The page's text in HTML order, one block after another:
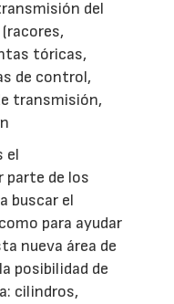
del
tóricas,
de control,
transmisión,
el
parte de los
buscar el
para ayudar
nueva área de
posibilidad de
cilindros,